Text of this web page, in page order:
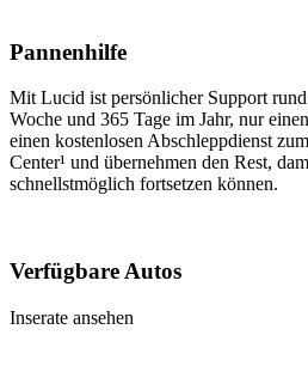
Pannenhilfe
Mit Lucid ist persönlicher Support
Woche und 365 Tage im Jahr, nur
einen kostenlosen Abschleppdienst
Center¹ und übernehmen den Rest,
schnellstmöglich fortsetzen können.
Verfügbare Autos
Inserate ansehen